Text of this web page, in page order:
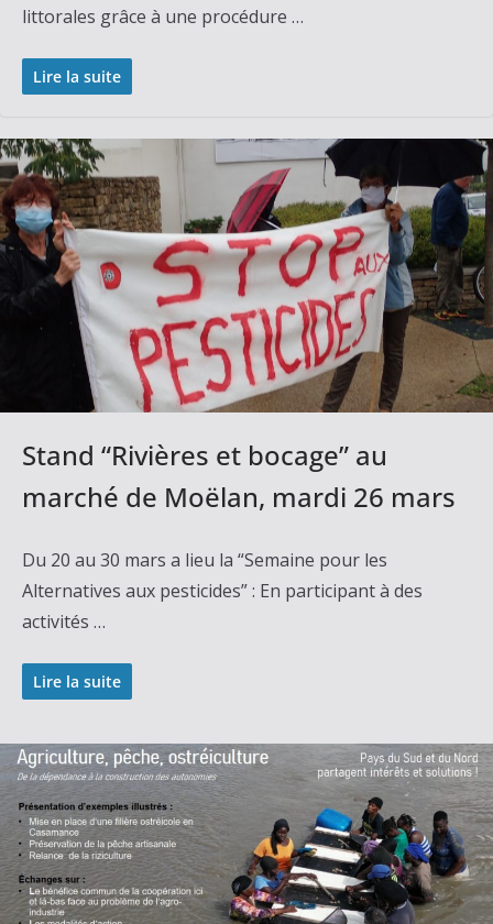
littorales grâce à une procédure …
Lire la suite
Stand “Rivières et bocage” au
marché de Moëlan, mardi 26 mars
Du 20 au 30 mars a lieu la “Semaine pour les
Alternatives aux pesticides” : En participant à des
activités …
Lire la suite